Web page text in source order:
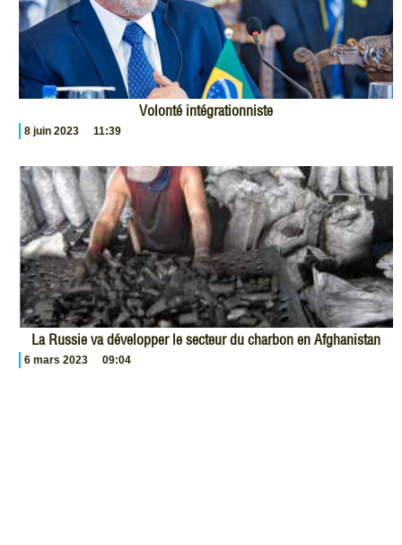
Volonté intégrationniste
8 juin 2023 11:39
La Russie va développer le secteur du charbon en Afghanistan
6 mars 2023 09:04